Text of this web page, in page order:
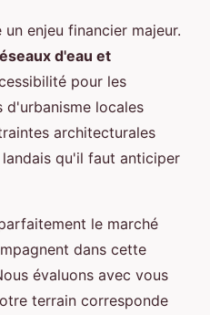
enjeu financier majeur.
d'eau et
pour les
d'urbanisme locales
architecturales
qu'il faut anticiper
le marché
dans cette
évaluons avec vous
terrain corresponde